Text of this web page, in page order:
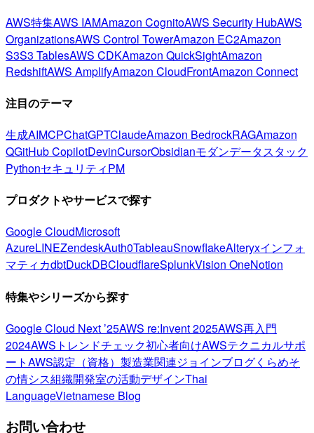
AWS特集AWS IAMAmazon CognitoAWS Security HubAWS
OrganizationsAWS Control TowerAmazon EC2Amazon
S3S3 TablesAWS CDKAmazon QuickSightAmazon
RedshiftAWS AmplifyAmazon CloudFrontAmazon Connect
注目のテーマ
生成AIMCPChatGPTClaudeAmazon BedrockRAGAmazon
QGitHub CopilotDevinCursorObsidianモダンデータスタック
PythonセキュリティPM
プロダクトやサービスで探す
Google CloudMicrosoft
AzureLINEZendeskAuth0TableauSnowflakeAlteryxインフォ
マティカdbtDuckDBCloudflareSplunkVision OneNotion
特集やシリーズから探す
Google Cloud Next ’25AWS re:Invent 2025AWS再入門
2024AWSトレンドチェック初心者向けAWSテクニカルサポ
ートAWS認定（資格） 製造業関連ジョインブログくらめそ
の情シス組織開発室の活動デザインThai
LanguageVietnamese Blog
お問い合わせ